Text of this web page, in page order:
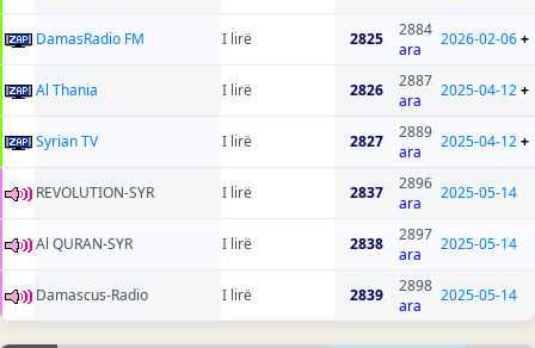
DamasRadio FM I lirë 2825
2884
ara
2026-02-06+
Al Thania I lirë 2826
2887
ara
2025-04-12+
Syrian TV I lirë 2827
2889
ara
2025-04-12+
REVOLUTION-SYR I lirë 2837
2896
ara
2025-05-14
Al QURAN-SYR I lirë 2838
2897
ara
2025-05-14
Damascus-Radio I lirë 2839
2898
ara
2025-05-14